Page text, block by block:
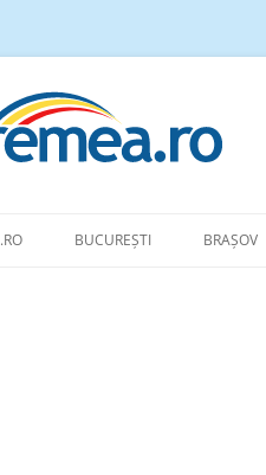
BUCUREȘTI BRAȘOV